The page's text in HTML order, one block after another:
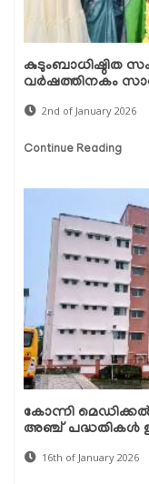
കുടുംബാധിഷ്ഠിത
വർഷത്തിനകം
2nd of January 2026
Continue Reading
കോന്നി
അഞ്ച് പദ്ധതികൾ
16th of January 2026